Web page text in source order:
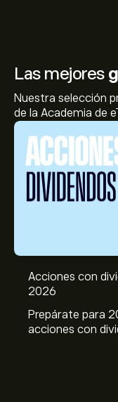
Las mejores
Nuestra selección
de la Academia de
Acciones con
2026
Prepárate para
acciones con